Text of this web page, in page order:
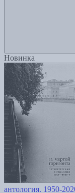
Новинка
антология. 1950-